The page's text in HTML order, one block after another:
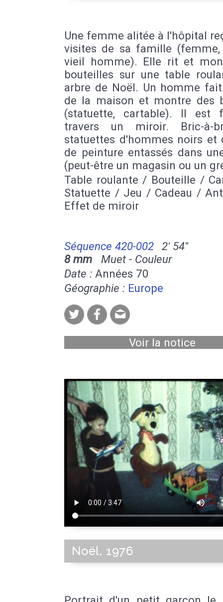
Une femme alitée à l'hôpital
visites de sa famille (femme,
vieil homme). Elle rit et
bouteilles sur une table
arbre de Noël. Un homme
de la maison et montre des
(statuette, cartable). Il est
travers un miroir. Bric-à-
statuettes d'hommes noirs et
de peinture entassés dans
(peut-être un magasin ou un
Table roulante / Bouteille /
Statuette / Jeu / Cadeau /
Effet de miroir
Séquence 420-002
2' 54''
8 mm Muet - Couleur
Date : Années 70
Géographie : Europe
Voir la notice
Noël, 1976